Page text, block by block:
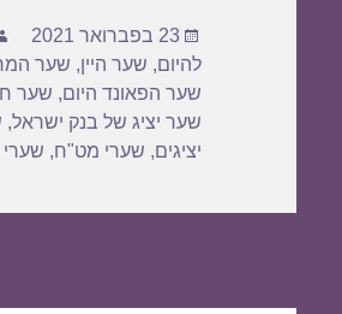
פורסם
בתאריך
23 בפברואר 2021
להיום, שער היין, שער
שער הפאונד היום, שער
שער יציג של בנק ישראל,
יציגים, שערי מט"ח,